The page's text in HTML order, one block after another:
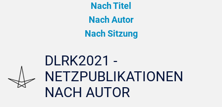
Nach Titel
Nach Autor
Nach Sitzung
DLRK2021 -
NETZPUBLIKATIONEN
NACH AUTOR